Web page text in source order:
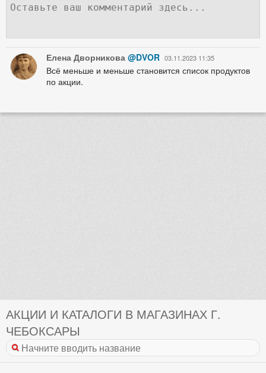
Елена Дворникова @DVOR 03.11.2023 11:35
Всё меньше и меньше становится список продуктов
по акции.
АКЦИИ И КАТАЛОГИ В МАГАЗИНАХ Г.
ЧЕБОКСАРЫ